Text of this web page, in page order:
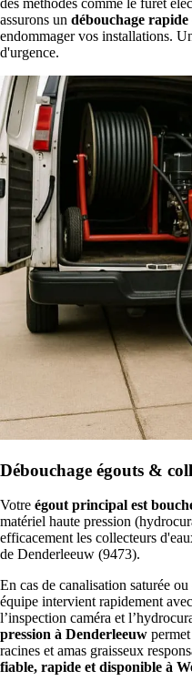
assurons un débouchage
endommager vos installations.
d'urgence.
Débouchage égouts &
Votre égout principal est
matériel haute pression
efficacement les collecteurs
de Denderleeuw (9473).
En cas de canalisation saturée
équipe intervient rapidement
l’inspection caméra et
pression à Denderleeuw
racines et amas graisseux
fiable, rapide et disponible à